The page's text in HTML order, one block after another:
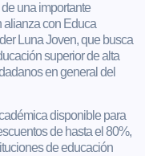
una importante
alianza con Educa
Luna Joven, que busca
superior de alta
en general del
disponible para
de hasta el 80%,
de educación